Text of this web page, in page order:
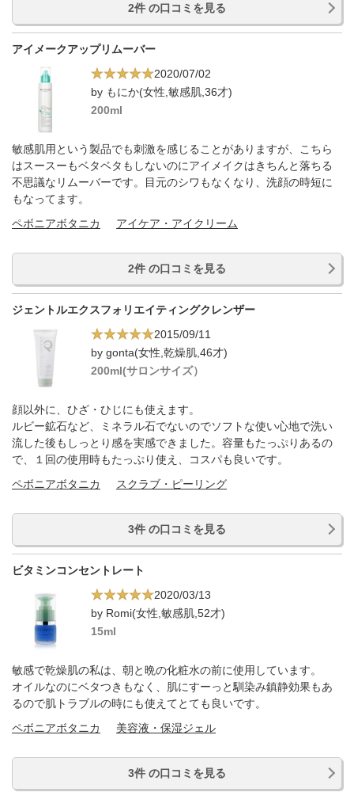
2件 の口コミを見る
アイメークアップリムーバー
2020/07/02
by もにか(女性,敏感肌,36才)
200ml
敏感肌用という製品でも刺激を感じることがありますが、こちら
はスースーもベタベタもしないのにアイメイクはきちんと落ちる
不思議なリムーバーです。目元のシワもなくなり、洗顔の時短に
もなってます。
ペボニアボタニカ
アイケア・アイクリーム
2件 の口コミを見る
ジェントルエクスフォリエイティングクレンザー
2015/09/11
by gonta(女性,乾燥肌,46才)
200ml(サロンサイズ）
顔以外に、ひざ・ひじにも使えます。
ルビー鉱石など、ミネラル石でないのでソフトな使い心地で洗い
流した後もしっとり感を実感できました。容量もたっぷりあるの
で、１回の使用時もたっぷり使え、コスパも良いです。
ペボニアボタニカ
スクラブ・ピーリング
3件 の口コミを見る
ビタミンコンセントレート
2020/03/13
by Romi(女性,敏感肌,52才)
15ml
敏感で乾燥肌の私は、朝と晩の化粧水の前に使用しています。
オイルなのにベタつきもなく、肌にすーっと馴染み鎮静効果もあ
るので肌トラブルの時にも使えてとても良いです。
ペボニアボタニカ
美容液・保湿ジェル
3件 の口コミを見る